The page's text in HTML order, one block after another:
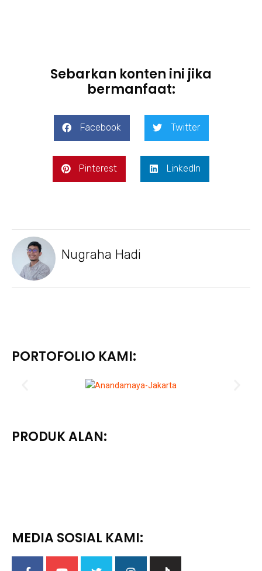
Sebarkan konten ini jika
bermanfaat:
Facebook Twitter
Pinterest LinkedIn
Nugraha Hadi
PORTOFOLIO KAMI:
PRODUK ALAN:
MEDIA SOSIAL KAMI: